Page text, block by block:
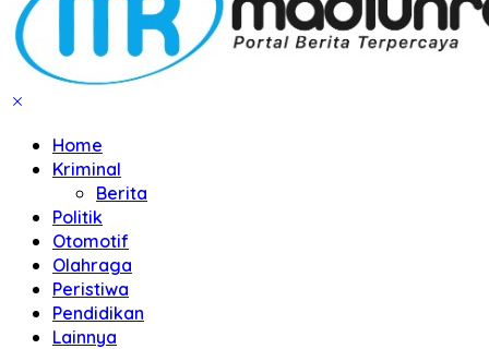
Home
Kriminal
Berita
Politik
Otomotif
Olahraga
Peristiwa
Pendidikan
Lainnya